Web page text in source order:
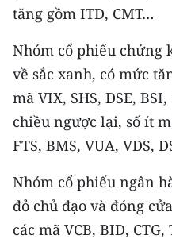
TIN ĐỊA PHƯƠNG
Trung du và miền núi
Đồng bằng sông Hồng
Bắc Trung Bộ
Duyên hải Nam Trung
Nguyên
tăng gồm ITD, CMT…
Nhóm cổ phiếu chứng
về sắc xanh, có mức
mã VIX, SHS, DSE,
chiều ngược lại, số ít
FTS, BMS, VUA, VDS,
Nhóm cổ phiếu ngân
đỏ chủ đạo và đóng
các mã VCB, BID, CTG,